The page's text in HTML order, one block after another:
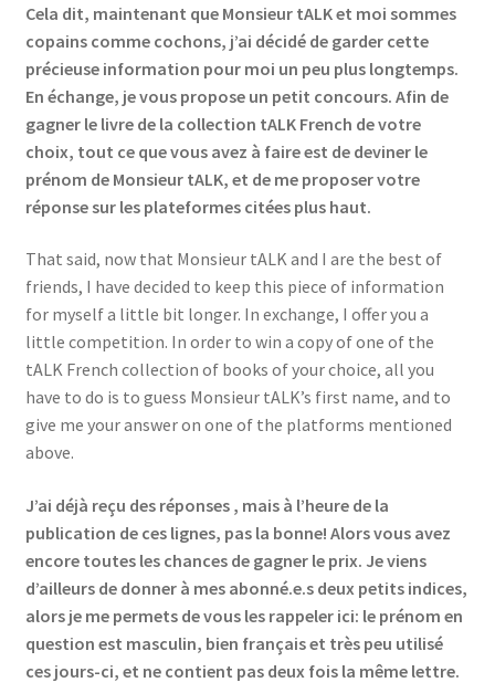
Cela dit, maintenant que Monsieur tALK et moi sommes
copains comme cochons, j’ai décidé de garder cette
précieuse information pour moi un peu plus longtemps.
En échange, je vous propose un petit concours. Afin de
gagner le livre de la collection tALK French de votre
choix, tout ce que vous avez à faire est de deviner le
prénom de Monsieur tALK, et de me proposer votre
réponse sur les plateformes citées plus haut.
That said, now that Monsieur tALK and I are the best of
friends, I have decided to keep this piece of information
for myself a little bit longer. In exchange, I offer you a
little competition. In order to win a copy of one of the
tALK French collection of books of your choice, all you
have to do is to guess Monsieur tALK’s first name, and to
give me your answer on one of the platforms mentioned
above.
J’ai déjà reçu des réponses , mais à l’heure de la
publication de ces lignes, pas la bonne! Alors vous avez
encore toutes les chances de gagner le prix. Je viens
d’ailleurs de donner à mes abonné.e.s deux petits indices,
alors je me permets de vous les rappeler ici: le prénom en
question est masculin, bien français et très peu utilisé
ces jours-ci, et ne contient pas deux fois la même lettre.